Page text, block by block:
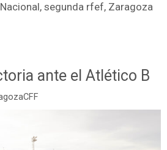
,segunda rfef, Zaragoza
ante el Atlético B